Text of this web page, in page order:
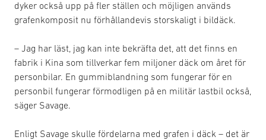
dyker också upp på fler ställen och möjligen används
grafenkomposit nu förhållandevis storskaligt i bildäck.
– Jag har läst, jag kan inte bekräfta det, att det finns en
fabrik i Kina som tillverkar fem miljoner däck om året för
personbilar. En gummiblandning som fungerar för en
personbil fungerar förmodligen på en militär lastbil också,
säger Savage.
Enligt Savage skulle fördelarna med grafen i däck – det är